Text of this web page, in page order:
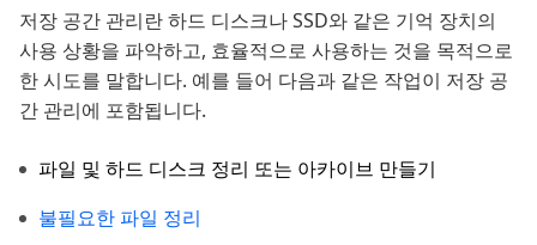
저장 공간 관리란 하드 디스크나 SSD와 같은 기억 장치의
사용 상황을 파악하고, 효율적으로 사용하는 것을 목적으로
한 시도를 말합니다. 예를 들어 다음과 같은 작업이 저장 공
간 관리에 포함됩니다.
파일 및 하드 디스크 정리 또는 아카이브 만들기
불필요한 파일 정리